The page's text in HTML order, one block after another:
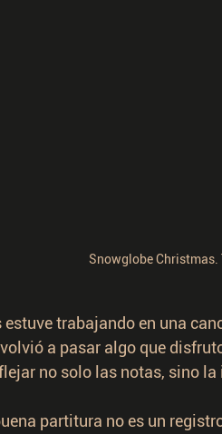
Snowglobe
estuve trabajando en una
a pasar algo que
no solo las notas, sino
partitura no es un